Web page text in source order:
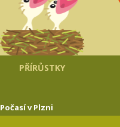
PŘÍRŮSTKY
Počasí v Plzni